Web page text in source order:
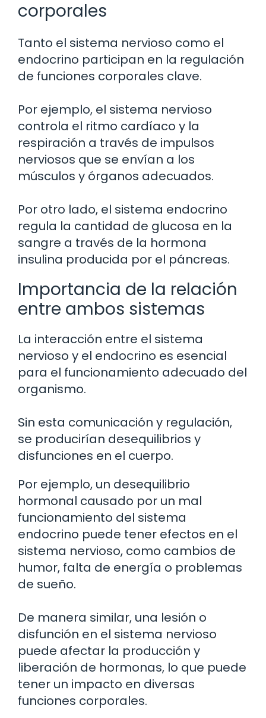
corporales
Tanto el sistema nervioso como el
endocrino participan en la regulación
de funciones corporales clave.
Por ejemplo, el sistema nervioso
controla el ritmo cardíaco y la
respiración a través de impulsos
nerviosos que se envían a los
músculos y órganos adecuados.
Por otro lado, el sistema endocrino
regula la cantidad de glucosa en la
sangre a través de la hormona
insulina producida por el páncreas.
Importancia de la relación
entre ambos sistemas
La interacción entre el sistema
nervioso y el endocrino es esencial
para el funcionamiento adecuado del
organismo.
Sin esta comunicación y regulación,
se producirían desequilibrios y
disfunciones en el cuerpo.
Por ejemplo, un desequilibrio
hormonal causado por un mal
funcionamiento del sistema
endocrino puede tener efectos en el
sistema nervioso, como cambios de
humor, falta de energía o problemas
de sueño.
De manera similar, una lesión o
disfunción en el sistema nervioso
puede afectar la producción y
liberación de hormonas, lo que puede
tener un impacto en diversas
funciones corporales.